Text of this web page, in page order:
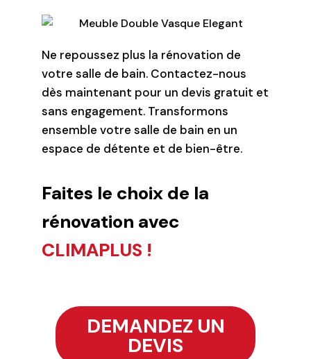
Ne repoussez plus la rénovation de
votre salle de bain. Contactez-nous
dès maintenant pour un devis gratuit et
sans engagement. Transformons
ensemble votre salle de bain en un
espace de détente et de bien-être.
Faites le choix de la
rénovation avec
CLIMAPLUS !
DEMANDEZ UN
DEVIS